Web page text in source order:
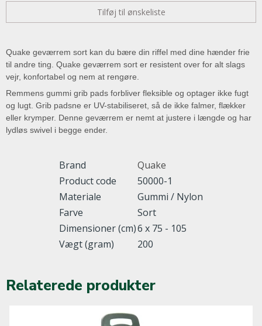
Tilføj til ønskeliste
Quake geværrem sort kan du bære din riffel med dine hænder frie
til andre ting. Quake geværrem sort er resistent over for alt slags
vejr, konfortabel og nem at rengøre.
Remmens gummi grib pads forbliver fleksible og optager ikke fugt
og lugt. Grib padsne er UV-stabiliseret, så de ikke falmer, flækker
eller krymper. Denne geværrem er nemt at justere i længde og har
lydløs swivel i begge ender.
Brand
Quake
Product code
50000-1
Materiale
Gummi / Nylon
Farve
Sort
Dimensioner (cm)6 x 75 - 105
Vægt (gram)
200
Relaterede produkter